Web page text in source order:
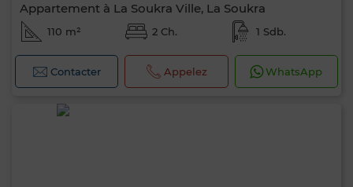
Appartement à La Soukra Ville, La Soukra
110 m² 2 Ch. 1 Sdb.
Contacter Appelez WhatsApp